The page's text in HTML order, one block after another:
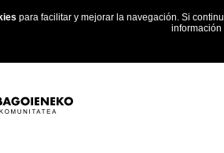
para facilitar y mejorar la navegación. Si